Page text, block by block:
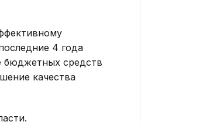
4 года
бюджетных средств
качества